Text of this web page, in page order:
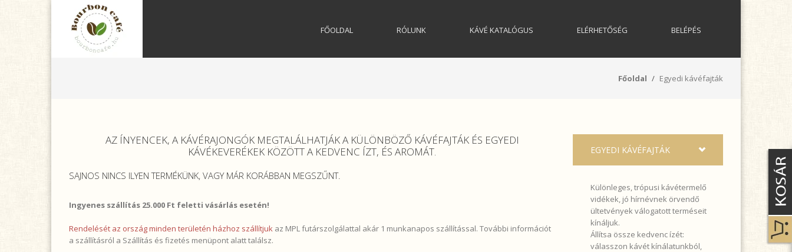
FŐOLDAL RÓLUNK KÁVÉ KATALÓGUS ELÉRHETŐSÉG BELÉPÉS
Főoldal Egyedi kávéfajták
AZ ÍNYENCEK, A KÁVÉRAJONGÓK MEGTALÁLHATJÁK A KÜLÖNBÖZŐ KÁVÉFAJTÁK ÉS EGYEDI
KÁVÉKEVERÉKEK KÖZÖTT A KEDVENC ÍZT, ÉS AROMÁT.
SAJNOS NINCS ILYEN TERMÉKÜNK, VAGY MÁR KORÁBBAN MEGSZŰNT.
Ingyenes szállítás 25.000 Ft feletti vásárlás esetén!
Rendelését az ország minden területén házhoz szállítjuk az MPL futárszolgálattal akár 1 munkanapos szállítással. További információt
a szállításról a Szállítás és fizetés menüpont alatt találsz.
EGYEDI KÁVÉFAJTÁK
Különleges, trópusi kávétermelő
vidékek, jó hírnévnek örvendő
ültetvények válogatott terméseit
kínáljuk.
Állítsa össze kedvenc ízét:
válasszon kávét kínálatunkból,